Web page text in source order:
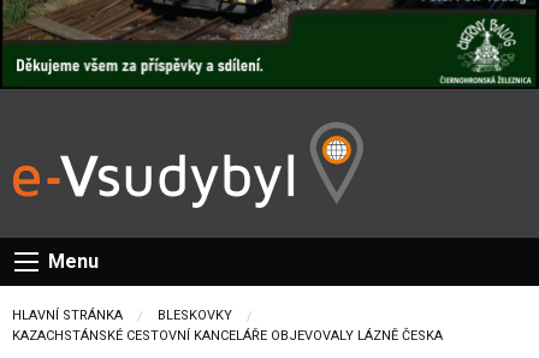
Menu
HLAVNÍ STRÁNKA
BLESKOVKY
CURRENT:
KAZACHSTÁNSKÉ CESTOVNÍ KANCELÁŘE OBJEVOVALY LÁZNĚ ČESKA